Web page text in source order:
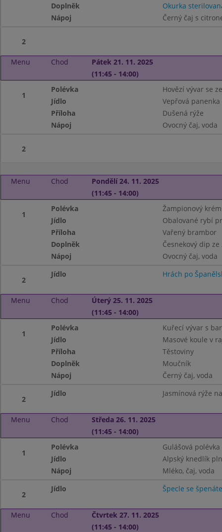
Doplněk
Okurka
Nápoj
Černý čaj s
2
Menu Chod
Pátek 21. 11. 2025
(11:45 - 14:00)
1
Polévka
Hovězí vývar se
Jídlo
Vepřová
Příloha
Dušená rýže
Nápoj
Ovocný čaj, voda
2
Menu Chod
Pondělí 24. 11. 2025
(11:45 - 14:00)
1
Polévka
Žampionový krém
Jídlo
Obalované rybí
Příloha
Vařený brambor
Doplněk
Česnekový dip
Nápoj
Ovocný čaj, voda
2
Jídlo Hrách po
Menu Chod
Úterý 25. 11. 2025
(11:45 - 14:00)
1
Polévka
Kuřecí vývar s
Jídlo
Masové koule v
Příloha
Těstoviny
Doplněk
Moučník
Nápoj
Černý čaj, voda
2
Jídlo Jasmínová rýže
Menu Chod
Středa 26. 11. 2025
(11:45 - 14:00)
1
Polévka
Gulášová polévka
Jídlo
Alpský knedlík
Nápoj
Mléko, čaj, voda
2
Jídlo Špecle se
Menu Chod
Čtvrtek 27. 11. 2025
(11:45 - 14:00)